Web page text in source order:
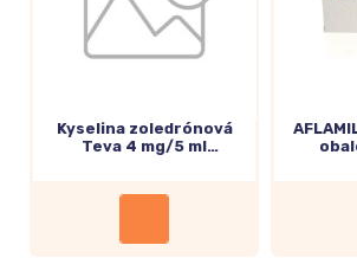
Kyselina zoledrónová
Teva 4 mg/5 ml